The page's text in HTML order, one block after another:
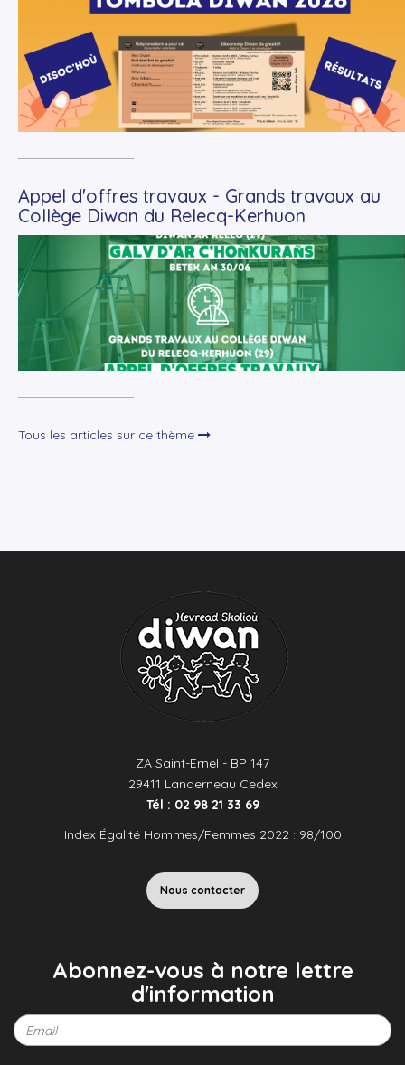
+Lire la suite
Appel d'offres travaux - Grands travaux au
Collège Diwan du Relecq-Kerhuon
+Lire la suite
Tous les articles sur ce thème
ZA Saint-Ernel - BP 147
29411 Landerneau Cedex
Tél : 02 98 21 33 69
Index Égalité Hommes/Femmes 2022 : 98/100
Nous contacter
Abonnez-vous à notre lettre
d'information